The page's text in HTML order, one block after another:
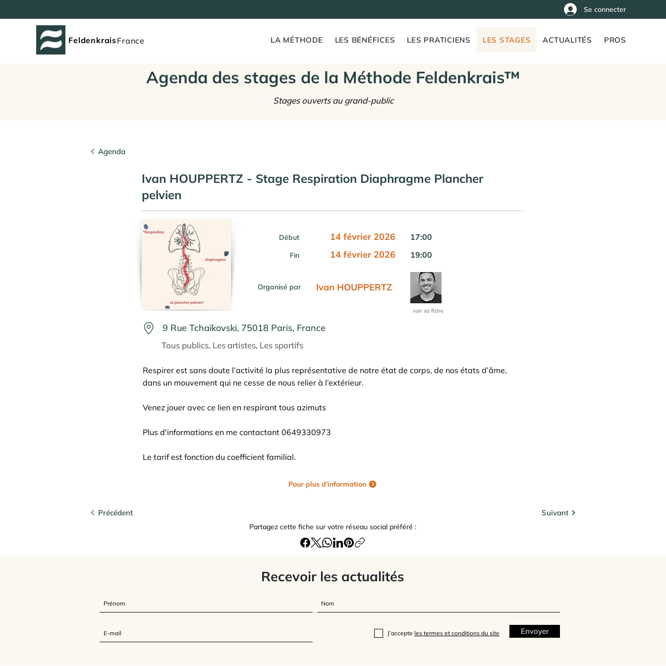
Se connecter
FeldenkraisFrance LA MÉTHODE LES BÉNÉFICES LES PRATICIENS LES STAGES ACTUALITÉS PROS
Agenda des stages de la Méthode Feldenkrais™
Stages ouverts au grand-public
Agenda
Ivan HOUPPERTZ - Stage Respiration Diaphragme Plancher
pelvien
Début 14 février 2026 17:00
Fin 14 février 2026 19:00
Organisé par Ivan HOUPPERTZ
voir sa fiche
9 Rue Tchaïkovski, 75018 Paris, France
Tous publics, Les artistes, Les sportifs
Respirer est sans doute l’activité la plus représentative de notre état de corps, de nos états d’âme,
dans un mouvement qui ne cesse de nous relier à l’extérieur.
Venez jouer avec ce lien en respirant tous azimuts
Plus d'informations en me contactant 0649330973
Le tarif est fonction du coefficient familial.
Pour plus d'information
Précédent
Partagez cette fiche sur votre réseau social préféré :
Suivant
Recevoir les actualités
J’accepte les termes et conditions du site Envoyer